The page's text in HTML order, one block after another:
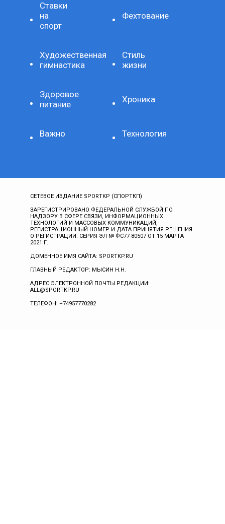
Ставки
на
спорт
Фехтование
Художественная
гимнастика
Стиль
жизни
Здоровое
питание
Хроника
Важно Технология
СЕТЕВОЕ ИЗДАНИЕ SPORTKP (СПОРТКП)
ЗАРЕГИСТРИРОВАНО ФЕДЕРАЛЬНОЙ СЛУЖБОЙ ПО
НАДЗОРУ В СФЕРЕ СВЯЗИ, ИНФОРМАЦИОННЫХ
ТЕХНОЛОГИЙ И МАССОВЫХ КОММУНИКАЦИЙ,
РЕГИСТРАЦИОННЫЙ НОМЕР И ДАТА ПРИНЯТИЯ РЕШЕНИЯ
О РЕГИСТРАЦИИ: СЕРИЯ ЭЛ № ФС77-80507 ОТ 15 МАРТА
2021 Г.
ДОМЕННОЕ ИМЯ САЙТА: SPORTKP.RU
ГЛАВНЫЙ РЕДАКТОР: МЫСИН Н.Н.
АДРЕС ЭЛЕКТРОННОЙ ПОЧТЫ РЕДАКЦИИ:
ALL@SPORTKP.RU
ТЕЛЕФОН: +74957770282